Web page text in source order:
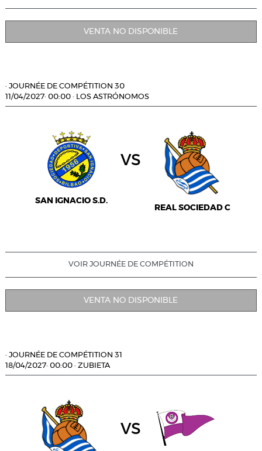
VENTA NO DISPONIBLE
· JOURNÉE DE COMPÉTITION 30
11/04/2027· 00:00 · LOS ASTRÓNOMOS
SAN IGNACIO S.D.
vs
REAL SOCIEDAD C
VOIR JOURNÉE DE COMPÉTITION
VENTA NO DISPONIBLE
· JOURNÉE DE COMPÉTITION 31
18/04/2027· 00:00 · ZUBIETA
vs